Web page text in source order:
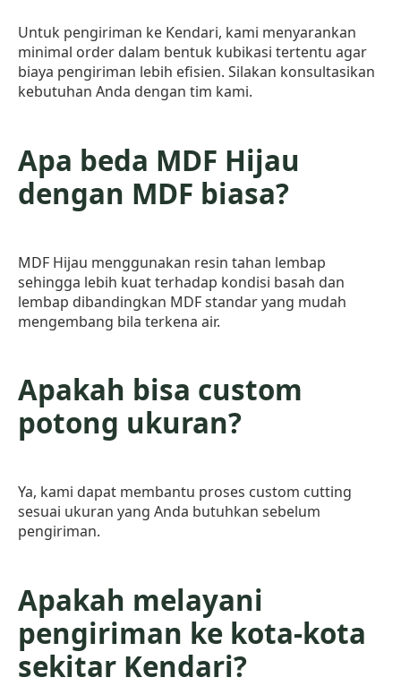
Untuk pengiriman ke Kendari, kami menyarankan
minimal order dalam bentuk kubikasi tertentu agar
biaya pengiriman lebih efisien. Silakan konsultasikan
kebutuhan Anda dengan tim kami.
Apa beda MDF Hijau
dengan MDF biasa?
MDF Hijau menggunakan resin tahan lembap
sehingga lebih kuat terhadap kondisi basah dan
lembap dibandingkan MDF standar yang mudah
mengembang bila terkena air.
Apakah bisa custom
potong ukuran?
Ya, kami dapat membantu proses custom cutting
sesuai ukuran yang Anda butuhkan sebelum
pengiriman.
Apakah melayani
pengiriman ke kota-kota
sekitar Kendari?